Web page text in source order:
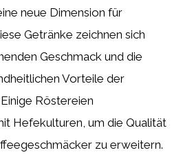
neue Dimension für
Getränke zeichnen sich
Geschmack und die
Vorteile der
Röstereien
Hefekulturen, um die Qualität
zu erweitern.